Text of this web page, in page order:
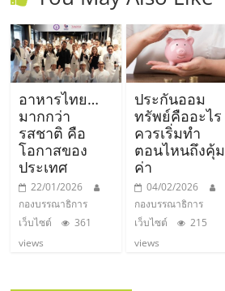
ไชส์"
อาหารไทย…
มากกว่า
รสชาติ คือ
โอกาสของ
ประเทศ
22/01/2026
กองบรรณาธิการ
เว็บไซต์
361
views
ประกันออม
ทรัพย์คืออะไร
ควรเริ่มทำ
ตอนไหนถึงคุ้ม
ค่า
04/02/2026
กองบรรณาธิการ
เว็บไซต์
215
views